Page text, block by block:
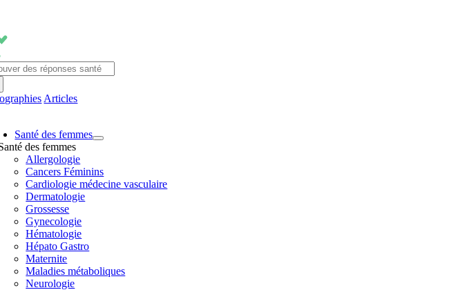
contenu
Articles
Santé des femmes
des femmes
Allergologie
Cancers Féminins
Cardiologie médecine vasculaire
Dermatologie
Grossesse
Gynecologie
Hématologie
Hépato Gastro
Maternite
Maladies métaboliques
Neurologie